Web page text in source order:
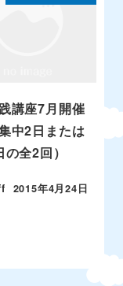
講座7月開催
中2日または
全2回）
2015年4月24日